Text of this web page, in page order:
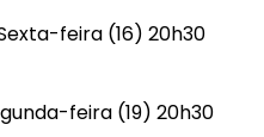
feira (16) 20h30
feira (19) 20h30